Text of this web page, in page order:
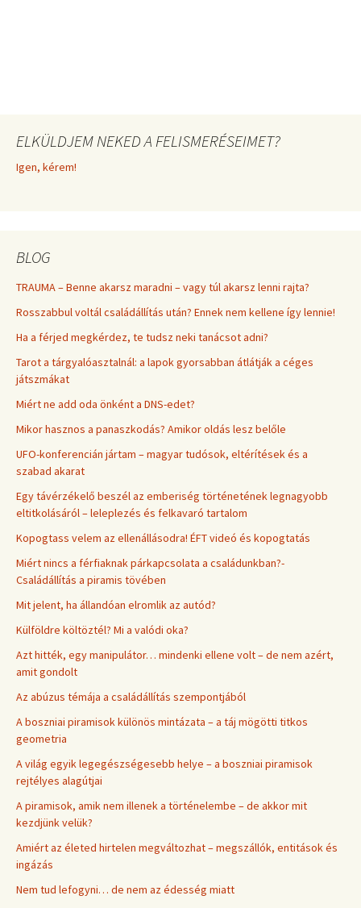
ELKÜLDJEM NEKED A FELISMERÉSEIMET?
Igen, kérem!
BLOG
TRAUMA – Benne akarsz maradni – vagy túl akarsz lenni rajta?
Rosszabbul voltál családállítás után? Ennek nem kellene így lennie!
Ha a férjed megkérdez, te tudsz neki tanácsot adni?
Tarot a tárgyalóasztalnál: a lapok gyorsabban átlátják a céges
játszmákat
Miért ne add oda önként a DNS-edet?
Mikor hasznos a panaszkodás? Amikor oldás lesz belőle
UFO-konferencián jártam – magyar tudósok, eltérítések és a
szabad akarat
Egy távérzékelő beszél az emberiség történetének legnagyobb
eltitkolásáról – leleplezés és felkavaró tartalom
Kopogtass velem az ellenállásodra! ÉFT videó és kopogtatás
Miért nincs a férfiaknak párkapcsolata a családunkban?-
Családállítás a piramis tövében
Mit jelent, ha állandóan elromlik az autód?
Külföldre költöztél? Mi a valódi oka?
Azt hitték, egy manipulátor… mindenki ellene volt – de nem azért,
amit gondolt
Az abúzus témája a családállítás szempontjából
A boszniai piramisok különös mintázata – a táj mögötti titkos
geometria
A világ egyik legegészségesebb helye – a boszniai piramisok
rejtélyes alagútjai
A piramisok, amik nem illenek a történelembe – de akkor mit
kezdjünk velük?
Amiért az életed hirtelen megváltozhat – megszállók, entitások és
ingázás
Nem tud lefogyni… de nem az édesség miatt